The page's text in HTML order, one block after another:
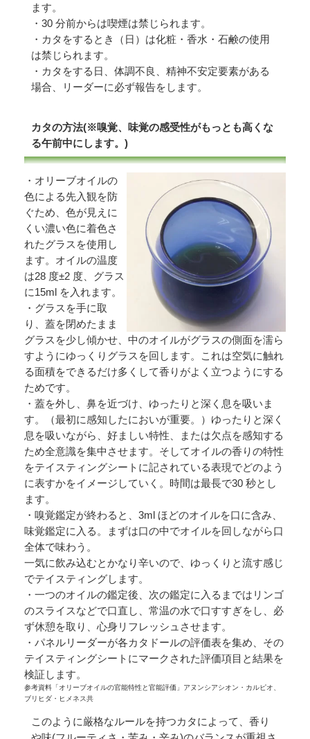
ます。
・30 分前からは喫煙は禁じられます。
・カタをするとき（日）は化粧・香水・石鹸の使用
は禁じられます。
・カタをする日、体調不良、精神不安定要素がある
場合、リーダーに必ず報告をします。
カタの方法(※嗅覚、味覚の感受性がもっとも高くな
る午前中にします。)
・オリーブオイルの
色による先入観を防
ぐため、色が見えに
くい濃い色に着色さ
れたグラスを使用し
ます。オイルの温度
は28 度±2 度、グラス
に15ml を入れます。
・グラスを手に取
り、蓋を閉めたまま
グラスを少し傾かせ、中のオイルがグラスの側面を濡ら
すようにゆっくりグラスを回します。これは空気に触れ
る面積をできるだけ多くして香りがよく立つようにする
ためです。
・蓋を外し、鼻を近づけ、ゆったりと深く息を吸いま
す。（最初に感知したにおいが重要。）ゆったりと深く
息を吸いながら、好ましい特性、または欠点を感知する
ため全意識を集中させます。そしてオイルの香りの特性
をテイスティングシートに記されている表現でどのよう
に表すかをイメージしていく。時間は最長で30 秒とし
ます。
・嗅覚鑑定が終わると、3ml ほどのオイルを口に含み、
味覚鑑定に入る。まずは口の中でオイルを回しながら口
全体で味わう。
一気に飲み込むとかなり辛いので、ゆっくりと流す感じ
でテイスティングします。
・一つのオイルの鑑定後、次の鑑定に入るまではリンゴ
のスライスなどで口直し、常温の水で口すすぎをし、必
ず休憩を取り、心身リフレッシュさせます。
・パネルリーダーが各カタドールの評価表を集め、その
テイスティングシートにマークされた評価項目と結果を
検証します。
参考資料「オリーブオイルの官能特性と官能評価」アヌンシアシオン・カルピオ、
ブリヒダ・ヒメネス共
このように厳格なルールを持つカタによって、香り